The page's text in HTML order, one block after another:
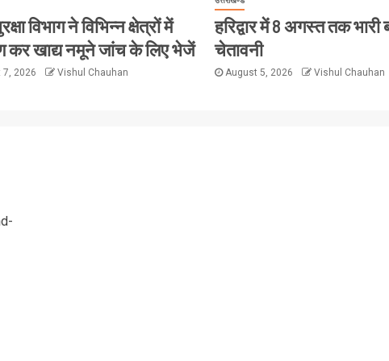
विभाग ने विभिन्न क्षेत्रों में
कर खाद्य नमूने जांच के लिए भेजें
2026 Vishul Chauhan
हरिद्वार में 8 अगस्त तक भारी
चेतावनी
August 5, 2026 Vishul Chauhan